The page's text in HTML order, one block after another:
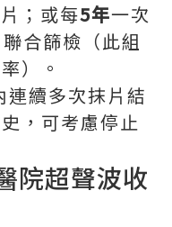
；或每5年一次
合篩檢（此組
）。
連續多次抹片結
，可考慮停止
院超聲波收